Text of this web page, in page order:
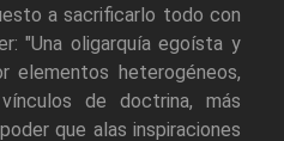
a sacrificarlo todo con
"Una oligarquía egoísta y
elementos heterogéneos,
de doctrina, más
que alas inspiraciones